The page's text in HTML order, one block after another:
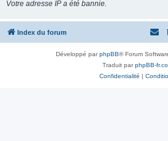
Votre adresse IP a été bannie.
Index du forum
Développé parphpBB® Forum
Traduit parphpBB-
Confidentialité |